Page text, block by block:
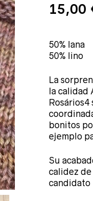
El
precio
era:
18,00
15,00
50% lana
50% lino
La
la calidad
Rosários4
bonitos
ejemplo
Su
calidez
candidato